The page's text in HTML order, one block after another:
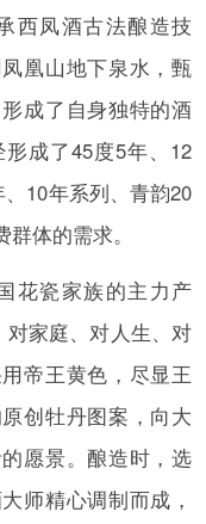
西凤酒古法酿造技
凰山地下泉水，甄
成了自身独特的酒
成了45度5年、12
10年系列、青韵20
体的需求。
花瓷家族的主力产
对家庭、对人生、对
帝王黄色，尽显王
创牡丹图案，向大
愿景。酿造时，选
师精心调制而成，